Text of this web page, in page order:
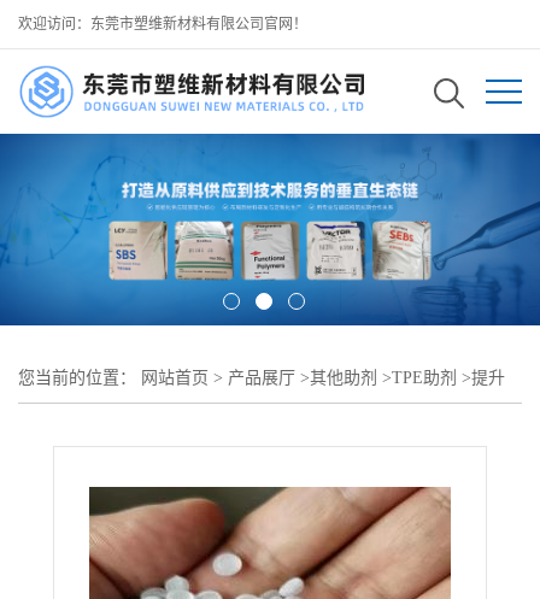
欢迎访问：东莞市塑维新材料有限公司官网！
您当前的位置： 网站首页 > 产品展厅 >其他助剂 >TPE助剂 >提升